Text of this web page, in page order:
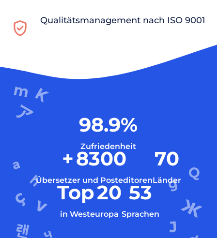
Qualitätsmanagement nach ISO 9001
98.9%
Zufriedenheit
+8300
Übersetzer und Posteditoren
70
Länder
Top20
in Westeuropa
53
Sprachen